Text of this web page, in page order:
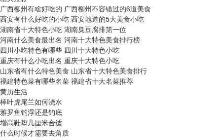
广西柳州有啥好吃的 广西柳州不容错过的6道美食
西安有什么好吃的小吃 西安地道的5大美食小吃
湖南省十大特色小吃 湖南臭豆腐排第一位
河南什么美食最出名 河南十大特色美食排行榜
四川小吃特色有哪些 四川十大特色小吃
重庆有什么小吃出名 重庆十大特色小吃
山东省有什么特色美食 山东省十大特色美食排行
福建特色菜有哪些名菜 福建省十大名菜推荐
黄历生活
棒叶虎尾兰如何浇水
雅罗鱼钓浮还是钓底
增高鞋垫几厘米合适
什么时候才需要去角质